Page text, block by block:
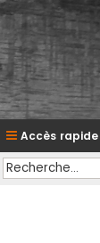
Accès rapide